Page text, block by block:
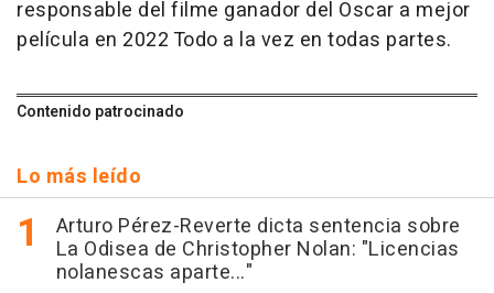
responsable del filme ganador del Oscar a mejor
película en 2022 Todo a la vez en todas partes.
Contenido patrocinado
Lo más leído
Arturo Pérez-Reverte dicta sentencia sobre
La Odisea de Christopher Nolan: "Licencias
nolanescas aparte..."